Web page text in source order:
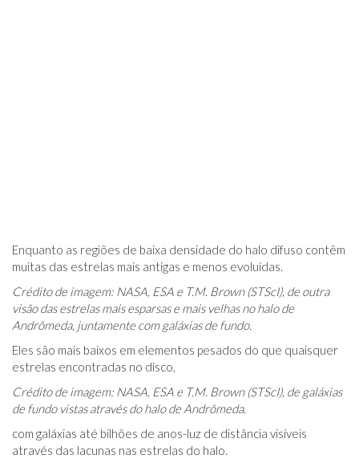
Enquanto as regiões de baixa densidade do halo difuso contêm
muitas das estrelas mais antigas e menos evoluídas.
Crédito de imagem: NASA, ESA e T.M. Brown (STScI), de outra
visão das estrelas mais esparsas e mais velhas no halo de
Andrômeda, juntamente com galáxias de fundo.
Eles são mais baixos em elementos pesados ​​do que quaisquer
estrelas encontradas no disco,
Crédito de imagem: NASA, ESA e T.M. Brown (STScI), de galáxias
de fundo vistas através do halo de Andrômeda.
com galáxias até bilhões de anos-luz de distância visíveis
através das lacunas nas estrelas do halo.